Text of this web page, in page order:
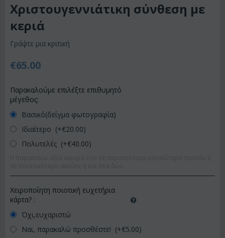
Χριστουγεννιάτικη σύνθεση με
κεριά
Γράψτε μια κριτική
€65.00
Παρακαλούμε επιλέξτε επιθυμητό
μέγεθος:
Βασικό(δείγμα φωτογραφία)
Ιδιαίτερο (+€20.00)
Πολυτελές (+€40.00)
Χειροποίητη ποιοτική ευχετήρια
κάρτα? :
Όχι,ευχαριστώ
Ναι, παρακαλώ προσθέστε! (+€5.00)